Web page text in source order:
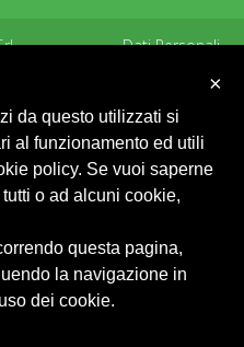
Dati Personali
×
da questo utilizzati si
al funzionamento ed utili
policy. Se vuoi saperne
o ad alcuni cookie,
questa pagina,
la navigazione in
dei cookie.